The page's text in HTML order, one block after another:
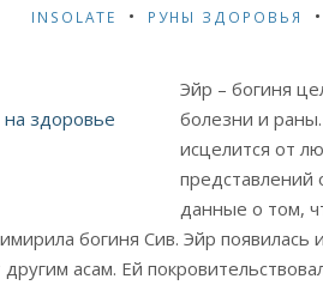
INSOLATE РУНЫ ЗДОРОВЬЯ
Эйр – богиня
болезни и
исцелится от
представлений
данные о том,
богиня Сив. Эйр
другим асам. Ей